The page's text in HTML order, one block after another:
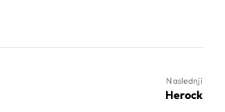
Naslednji
Herock